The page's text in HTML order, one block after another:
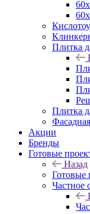
Плитка
Плитка
Акции
Бренды
Готовые
Назад
Готовые
Частное